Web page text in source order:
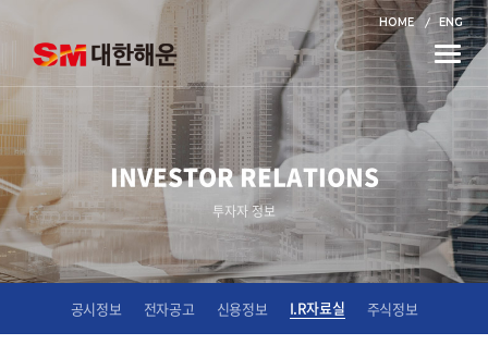
HOME ENG
Toggle
INVESTOR RELATIONS
투자자 정보
공시정보 전자공고 신용정보 I.R자료실 주식정보